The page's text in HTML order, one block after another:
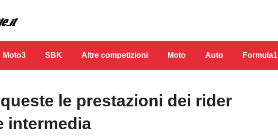
Moto3 SBK Altre competizioni Moto Auto Formula1
le prestazioni dei rider
intermedia